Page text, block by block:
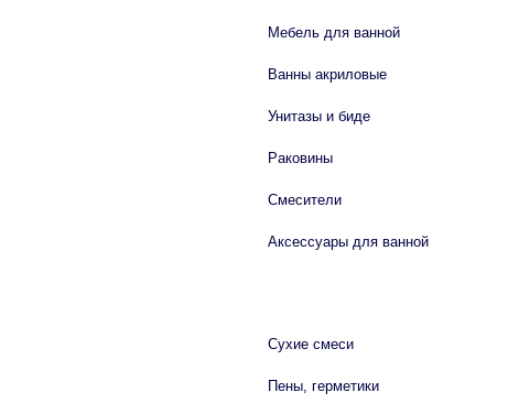
Мебель для ванной
Ванны акриловые
Унитазы и биде
Раковины
Смесители
Аксессуары для ванной
Сухие смеси
Пены, герметики